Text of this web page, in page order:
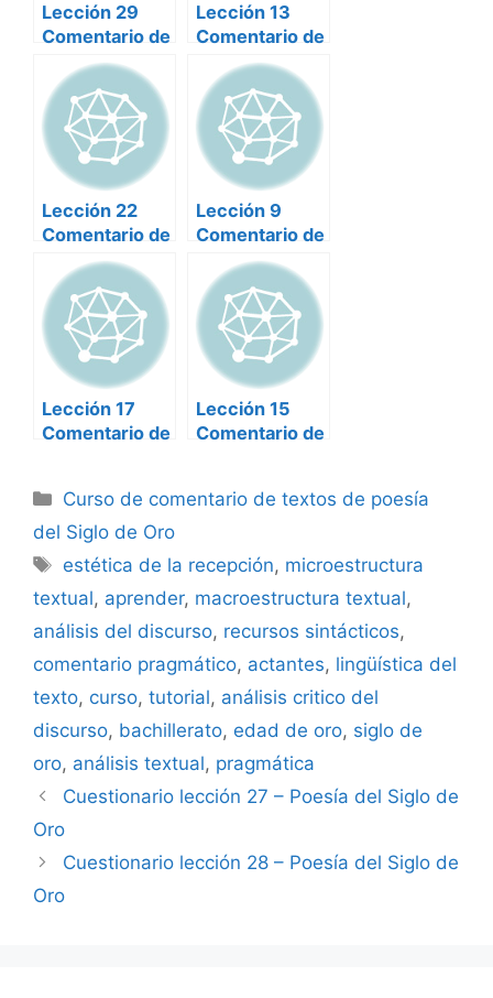
Lección 29
Comentario de
textos de
poesía del
Siglo de Oro
Lección 13
Comentario de
textos de
poesía del
Siglo de Oro
Lección 22
Comentario de
textos de
poesía del
Siglo de Oro
Lección 9
Comentario de
textos de
poesía del
Siglo de Oro
Lección 17
Comentario de
Siglo de Oro
Lección 15
Comentario de
Siglo de Oro
Categorías
Curso de comentario de textos de poesía
del Siglo de Oro
Etiquetas
estética de la recepción, microestructura
textual, aprender, macroestructura textual,
análisis del discurso, recursos sintácticos,
comentario pragmático, actantes, lingüística del
texto, curso, tutorial, análisis critico del
discurso, bachillerato, edad de oro, siglo de
oro, análisis textual, pragmática
Cuestionario lección 27 – Poesía del Siglo de
Oro
Cuestionario lección 28 – Poesía del Siglo de
Oro